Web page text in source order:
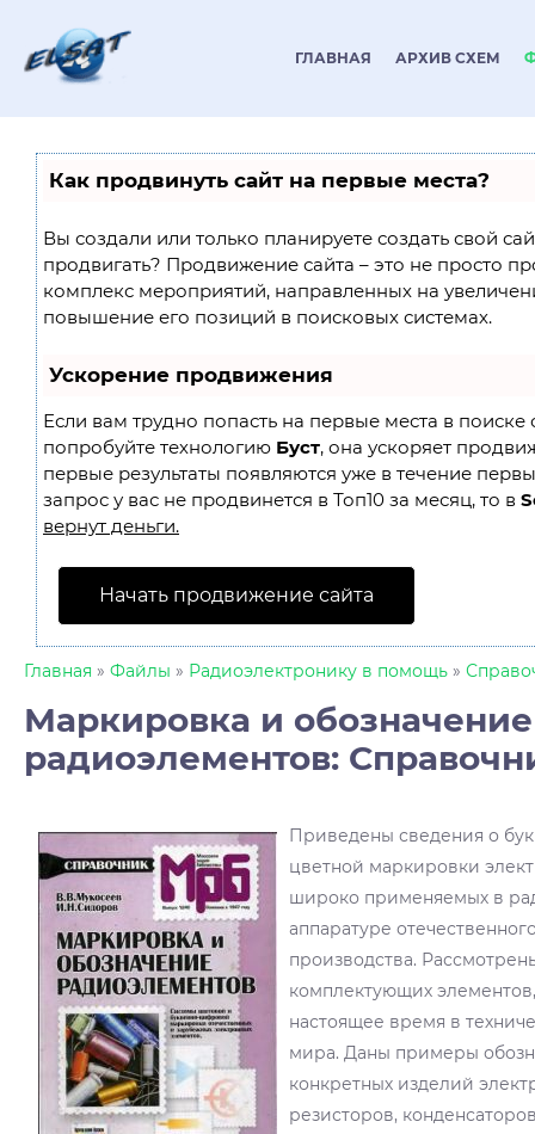
ГЛАВНАЯ АРХИВ СХЕМ
Как продвинуть сайт на первые места?
Вы создали или только планируете создать свой
продвигать? Продвижение сайта – это не просто
комплекс мероприятий, направленных на
повышение его позиций в поисковых системах.
Ускорение продвижения
Если вам трудно попасть на первые места в поиске
попробуйте технологию Буст, она ускоряет
первые результаты появляются уже в течение
запрос у вас не продвинется в Топ10 за месяц, то в
вернут деньги.
Начать продвижение сайта
Главная » Файлы » Радиоэлектронику в помощь »
Маркировка и обозначение
радиоэлементов:
Приведены сведения о
цветной маркировки
широко применяемых в
аппаратуре
производства.
комплектующих
настоящее время в
мира. Даны примеры
конкретных изделий
резисторов,